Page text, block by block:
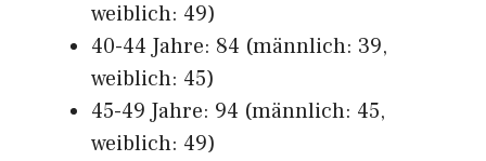
weiblich: 49)
40-44 Jahre: 84 (männlich: 39,
weiblich: 45)
45-49 Jahre: 94 (männlich: 45,
weiblich: 49)